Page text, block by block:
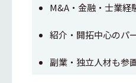
M&A・金融・士業経
紹介・開拓中心のパ
副業・独立人材も参